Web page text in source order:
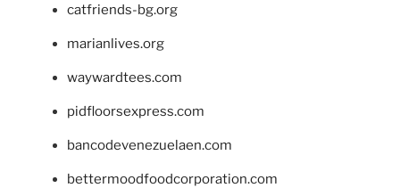
catfriends-bg.org
marianlives.org
waywardtees.com
pidfloorsexpress.com
bancodevenezuelaen.com
bettermoodfoodcorporation.com